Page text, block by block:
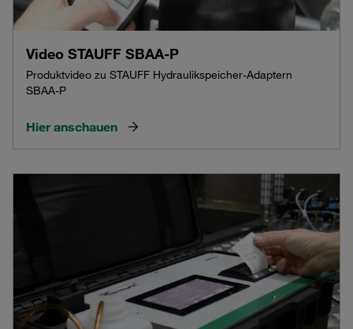
Video STAUFF SBAA-P
Produktvideo zu STAUFF Hydraulikspeicher-Adaptern
SBAA-P
Hier anschauen